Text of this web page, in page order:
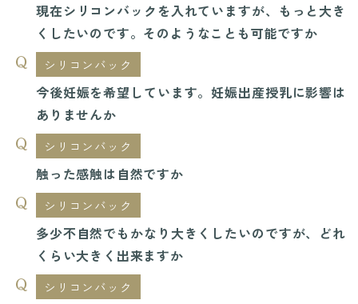
現在シリコンバックを入れていますが、もっと大き
くしたいのです。そのようなことも可能ですか
シリコンバック
今後妊娠を希望しています。妊娠出産授乳に影響は
ありませんか
シリコンバック
触った感触は自然ですか
シリコンバック
多少不自然でもかなり大きくしたいのですが、どれ
くらい大きく出来ますか
シリコンバック